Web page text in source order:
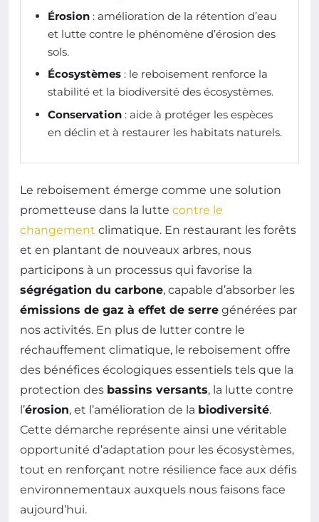
Érosion : amélioration de la rétention d’eau
et lutte contre le phénomène d’érosion des
sols.
Écosystèmes : le reboisement renforce la
stabilité et la biodiversité des écosystèmes.
Conservation : aide à protéger les espèces
en déclin et à restaurer les habitats naturels.
Le reboisement émerge comme une solution
prometteuse dans la lutte contre le
changement climatique. En restaurant les forêts
et en plantant de nouveaux arbres, nous
participons à un processus qui favorise la
ségrégation du carbone, capable d’absorber les
émissions de gaz à effet de serre générées par
nos activités. En plus de lutter contre le
réchauffement climatique, le reboisement offre
des bénéfices écologiques essentiels tels que la
protection des bassins versants, la lutte contre
l’érosion, et l’amélioration de la biodiversité.
Cette démarche représente ainsi une véritable
opportunité d’adaptation pour les écosystèmes,
tout en renforçant notre résilience face aux défis
environnementaux auxquels nous faisons face
aujourd’hui.